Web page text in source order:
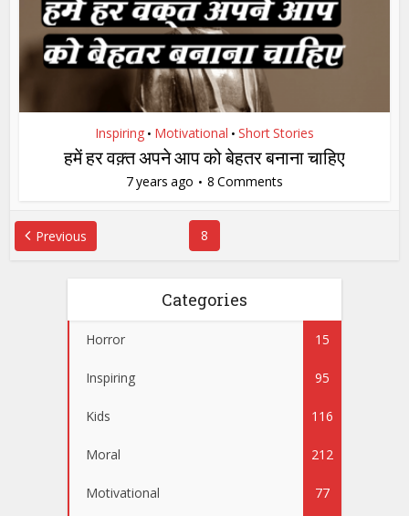
Inspiring • Motivational • Short Stories
हमें हर वक़्त अपने आप को बेहतर बनाना चाहिए
7 years ago 8 Comments
Previous 8
Categories
Horror 15
Inspiring 95
Kids 116
Moral 212
Motivational 77